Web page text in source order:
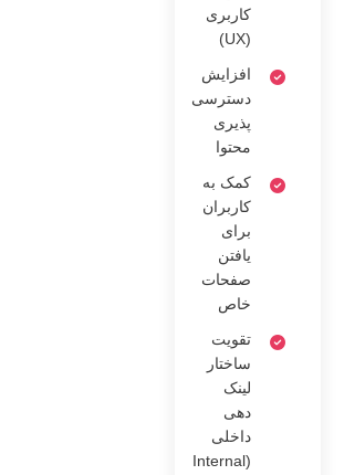
کاربری
(UX)
افزایش
دسترسی
پذیری
محتوا
کمک به
کاربران
برای
یافتن
صفحات
خاص
تقویت
ساختار
لینک
دهی
داخلی
(Internal